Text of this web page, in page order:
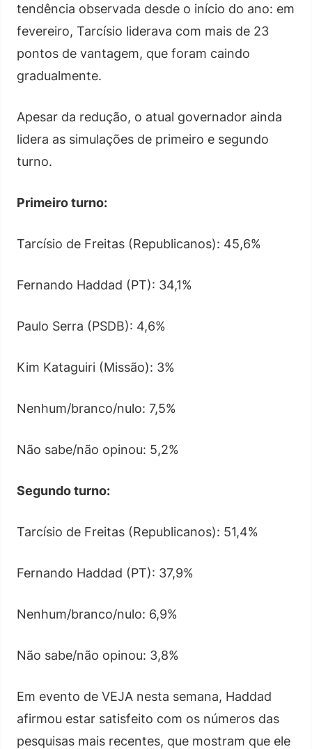
tendência observada desde o início do ano: em
fevereiro, Tarcísio liderava com mais de 23
pontos de vantagem, que foram caindo
gradualmente.
Apesar da redução, o atual governador ainda
lidera as simulações de primeiro e segundo
turno.
Primeiro turno:
Tarcísio de Freitas (Republicanos): 45,6%
Fernando Haddad (PT): 34,1%
Paulo Serra (PSDB): 4,6%
Kim Kataguiri (Missão): 3%
Nenhum/branco/nulo: 7,5%
Não sabe/não opinou: 5,2%
Segundo turno:
Tarcísio de Freitas (Republicanos): 51,4%
Fernando Haddad (PT): 37,9%
Nenhum/branco/nulo: 6,9%
Não sabe/não opinou: 3,8%
Em evento de VEJA nesta semana, Haddad
afirmou estar satisfeito com os números das
pesquisas mais recentes, que mostram que ele